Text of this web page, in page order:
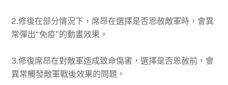
2.修復在部分情況下，席昂在選擇是否恩赦敵軍時，會異
常彈出“免疫”的動畫效果。
3.修復席昂在對敵軍造成致命傷害，選擇是否恩赦前，會
異常觸發敵軍戰後效果的問題。